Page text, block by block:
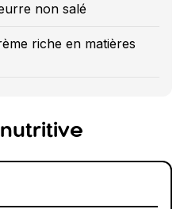
non salé
riche en matières